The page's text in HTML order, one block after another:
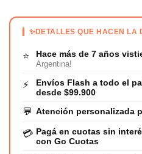
✨DETALLES QUE HACEN LA
⭐ Hace más de 7 años
Argentina!
⚡
Envíos Flash a todo el
desde $99.900
💬 Atención personalizada
💳 Pagá en cuotas sin
con Go Cuotas